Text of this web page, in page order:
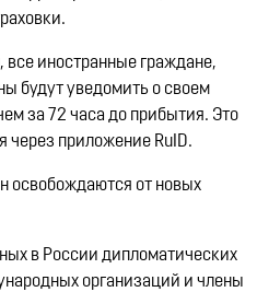
все иностранные граждане,
будут уведомить о своем
за 72 часа до прибытия. Это
через приложение RuID.
освобождаются от новых
в России дипломатических
организаций и члены